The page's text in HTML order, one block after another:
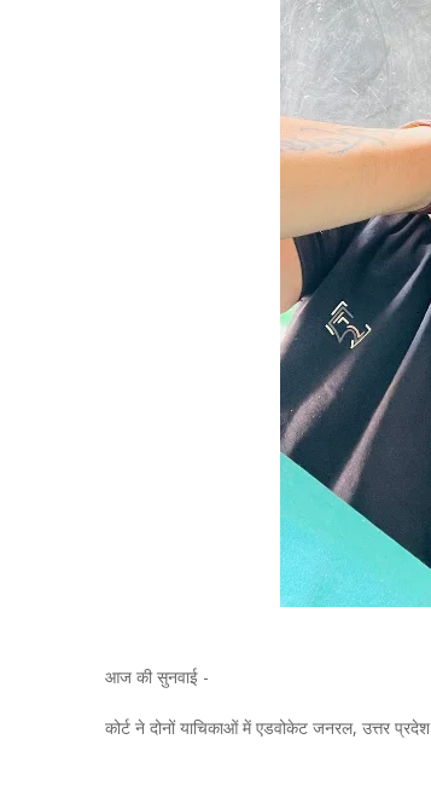
आज की सुनवाई -
कोर्ट ने दोनों याचिकाओं में एडवोकेट जनरल, उत्तर प्रदेश